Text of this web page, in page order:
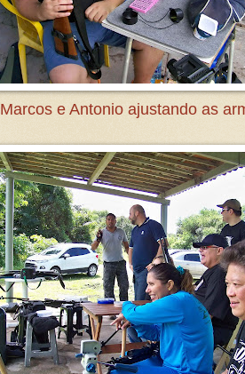
Marcos e Antonio ajustando as